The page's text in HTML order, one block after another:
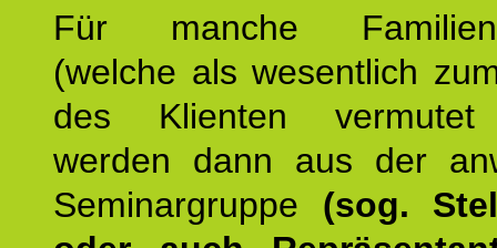
Für manche
(welche als wesentlich
des Klienten vermutet
werden dann aus der
Seminargruppe (sog.